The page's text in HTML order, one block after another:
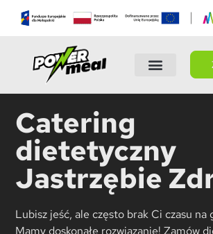
Catering
dietetyczny
Jastrzębie
Lubisz jeść, ale często brak Ci czasu na
Mamy doskonałe rozwiązanie! Zamów